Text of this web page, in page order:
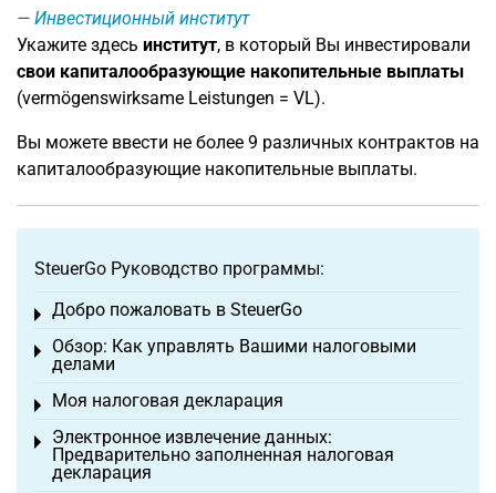
Инвестиционный институт
Укажите здесь институт, в который Вы инвестировали
свои капиталообразующие накопительные выплаты
(vermögenswirksame Leistungen = VL).
Вы можете ввести не более 9 различных контрактов на
капиталообразующие накопительные выплаты.
SteuerGo Руководство программы:
Добро пожаловать в SteuerGo
Toggle menu
Обзор: Как управлять Вашими налоговыми
делами
Toggle menu
Моя налоговая декларация
Toggle menu
Электронное извлечение данных:
Предварительно заполненная налоговая
декларация
Toggle menu